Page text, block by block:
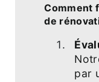
Comment
de
par